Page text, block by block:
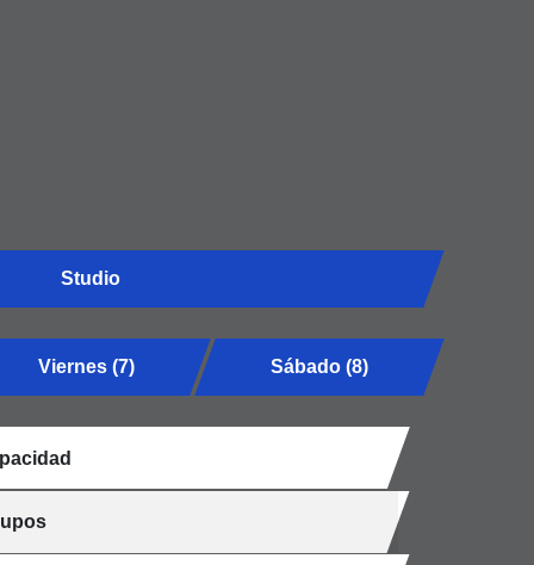
Studio
Viernes (7) Sábado (8)